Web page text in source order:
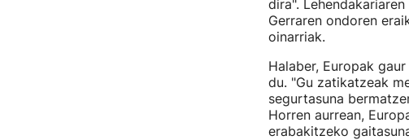
dira".
Gerraren ondoren
oinarriak.
Halaber, Europak
du. "Gu zatikatzeak
segurtasuna
Horren aurrean,
erabakitzeko